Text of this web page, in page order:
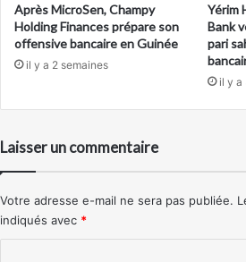
Après MicroSen, Champy
Holding Finances prépare son
offensive bancaire en Guinée
il y a 2 semaines
Yérim
Bank
pari
il y a
Laisser un commentaire
Votre adresse e-mail ne sera pas publiée.
indiqués avec *